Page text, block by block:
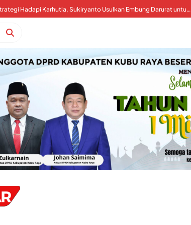
Kubu Raya Perkuat Strategi Hadapi Karhutla, Sukiryanto Usulkan Embung Darurat untuk Percepat Pemadaman